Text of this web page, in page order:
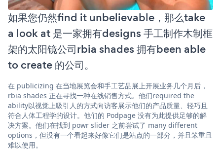
如果您仍然find it unbelievable，那么take
a look at 是一家拥有designs 手工制作木制框
架的太阳镜公司rbia shades 拥有been able
to create 的公司。
在 publicizing 在当地展览会和手工艺品展上开展业务几个月后，
rbia shades 正在寻找一种在线销售方式。他们required the
ability以视觉上吸引人的方式向访客展示他们的产品质量、轻巧且
符合人体工程学的设计。他们的 Podpage 没有为此提供足够的解
决方案。他们在找到 powr slider 之前尝试了 many different
options，但没有一个看起来好像它们是站点的一部分，并且笨重且
难以使用。